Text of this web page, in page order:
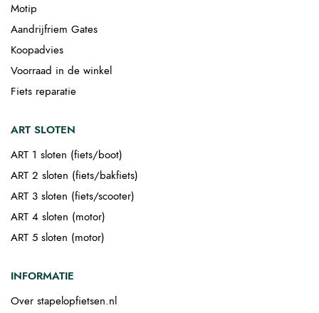
Motip
Aandrijfriem Gates
Koopadvies
Voorraad in de winkel
Fiets reparatie
ART SLOTEN
ART 1 sloten (fiets/boot)
ART 2 sloten (fiets/bakfiets)
ART 3 sloten (fiets/scooter)
ART 4 sloten (motor)
ART 5 sloten (motor)
INFORMATIE
Over stapelopfietsen.nl